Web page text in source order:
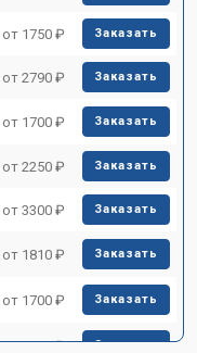
от 1750 ₽ Заказать
от 2790 ₽ Заказать
от 1700 ₽ Заказать
от 2250 ₽ Заказать
от 3300 ₽ Заказать
от 1810 ₽ Заказать
от 1700 ₽ Заказать
от 2550 ₽ Заказать